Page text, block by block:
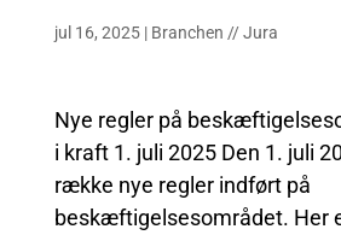
jul 16, 2025| Branchen //Jura
Nye regler på
i kraft 1. juli 2025 Den 1. juli
række nye regler indført på
beskæftigelsesområdet. Her